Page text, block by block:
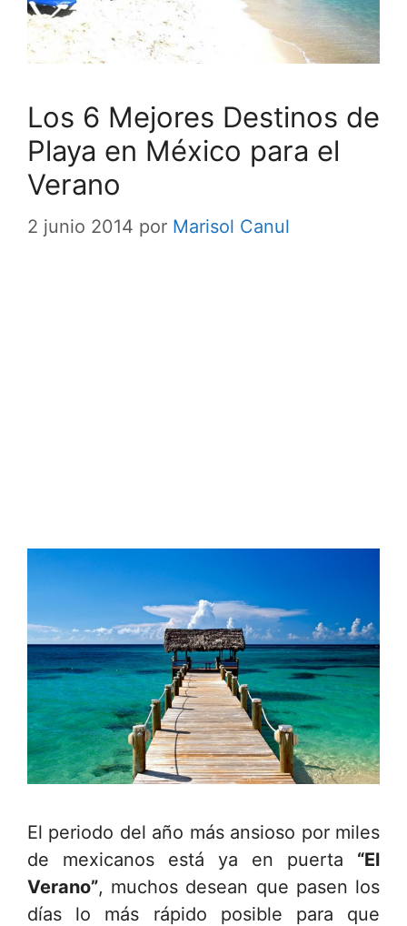
Los 6 Mejores Destinos de
Playa en México para el
Verano
2 junio 2014 por Marisol Canul
El periodo del año más ansioso por miles
de mexicanos está ya en puerta “El
Verano”, muchos desean que pasen los
días lo más rápido posible para que